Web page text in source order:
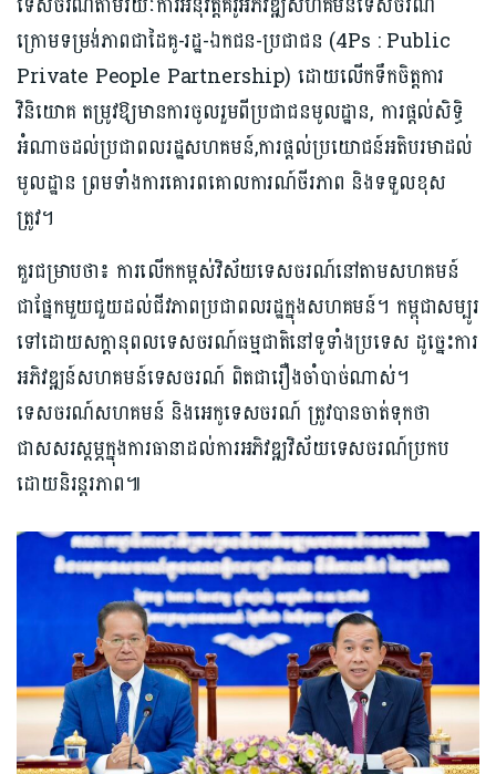
ក្រោមទម្រង់ភាពជាដៃគូ-រដ្ឋ-ឯកជន-ប្រជាជន (4Ps : Public
Private People Partnership) ដោយលើកទឹកចិត្តការ
វិនិយោគ តម្រូវឱ្យមានការចូលរួមពីប្រជាជនមូលដ្ឋាន, ការផ្តល់សិទ្ធិ
អំណាចដល់ប្រជាពលរដ្ឋសហគមន៍,ការផ្តល់ប្រយោជន៍អតិបរមាដល់
មូលដ្ឋាន ព្រមទាំងការគោរពគោលការណ៍ចីរភាព និងទទួលខុស
ត្រូវ។
គួរជម្រាបថា៖ ការលើកកម្ពស់វិស័យទេសចរណ៍នៅតាមសហគមន៍
ជាផ្នែកមួយជួយដល់ជីវភាពប្រជាពលរដ្ឋក្នុងសហគមន៍។ កម្ពុជាសម្បូរ
ទៅដោយសក្តានុពលទេស​ចរណ៍ធម្មជាតិនៅទូទាំងប្រទេស ដូច្នេះការ
អភិវឌ្ឍន៍សហគមន៍ទេសចរណ៍ ពិតជារឿងចាំបាច់ណាស់។
ទេសចរណ៍សហគមន៍ និងអេកូទេសចរណ៍ ត្រូវបានចាត់ទុកថា
ជាសសរស្តម្ភក្នុងការធានាដល់ការអភិវឌ្ឍវិស័យទេសចរណ៍ប្រកប
ដោយនិរន្តរភាព៕